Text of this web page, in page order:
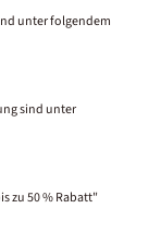
unter folgendem
sind unter
zu 50 % Rabatt"